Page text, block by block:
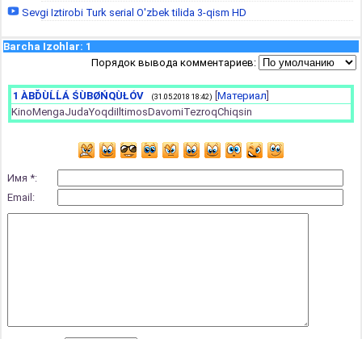
Sevgi Iztirobi Turk serial O'zbek tilida 3-qism HD
Barcha Izohlar: 1
Порядок вывода комментариев:
1 ÀBĎÙĹĹÁ ŚÙBØŃQÙŁÓV (31.05.2018 18:42) Материал
KinoMengaJudaYoqdiIltimosDavomiTezroqChiqsin
Имя *:
Email: